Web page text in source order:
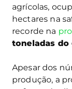
agrícolas,
hectares na
recorde na
toneladas do
Apesar dos
produção, a